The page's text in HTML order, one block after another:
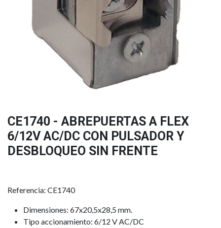
CE1740 - ABREPUERTAS A FLEX
6/12V AC/DC CON PULSADOR Y
DESBLOQUEO SIN FRENTE
Referencia: CE1740
Dimensiones: 67x20,5x28,5 mm.
Tipo accionamiento: 6/12 V AC/DC